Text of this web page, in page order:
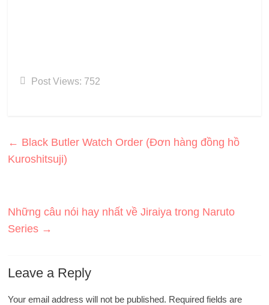
Post Views: 752
← Black Butler Watch Order (Đơn hàng đồng hồ
Kuroshitsuji)
Những câu nói hay nhất về Jiraiya trong Naruto
Series →
Leave a Reply
Your email address will not be published. Required fields are